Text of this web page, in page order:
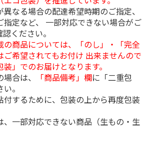
なる場合の配達希望時期のご指定、
定など、 一部対応できない場合がご
ください。
商品については、「のし」・「完全
希望されてもお付け 出来ませんので
」でのお届けとなります。
合は、
「商品備考」欄に「二重包
。
付するために、包装の上から再度包装
一部対応できない商品（生もの・生